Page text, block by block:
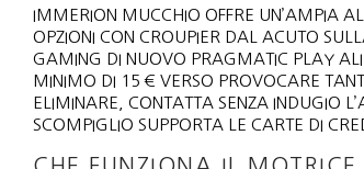
IMMERION MUCCHIO OFFRE UN’AMPIA
OPZIONI CON CROUPIER DAL ACUTO
GAMING DI NUOVO PRAGMATIC PLAY
MINIMO DI 15 € VERSO PROVOCARE
ELIMINARE, CONTATTA SENZA INDUGIO
SCOMPIGLIO SUPPORTA LE CARTE DI